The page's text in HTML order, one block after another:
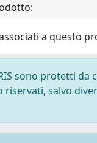
a questo
sono protetti da
salvo